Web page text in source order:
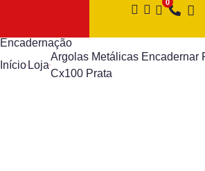
Encadernação
Início Loja
Argolas Metálicas Encadernar
Cx100 Prata